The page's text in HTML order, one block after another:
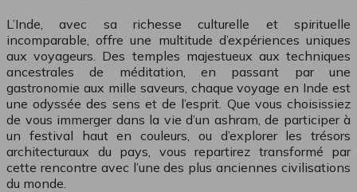
L’Inde, avec sa richesse culturelle et spirituelle
incomparable, offre une multitude d’expériences uniques
aux voyageurs. Des temples majestueux aux techniques
ancestrales de méditation, en passant par une
gastronomie aux mille saveurs, chaque voyage en Inde est
une odyssée des sens et de l’esprit. Que vous choisissiez
de vous immerger dans la vie d’un ashram, de participer à
un festival haut en couleurs, ou d’explorer les trésors
architecturaux du pays, vous repartirez transformé par
cette rencontre avec l’une des plus anciennes civilisations
du monde.